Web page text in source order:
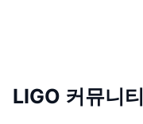
LIGO 커뮤니티